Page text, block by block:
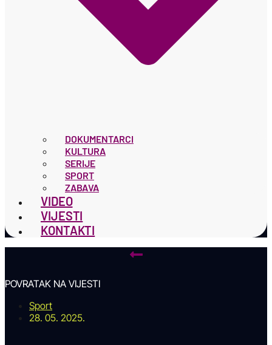
DOKUMENTARCI
KULTURA
SERIJE
SPORT
ZABAVA
VIDEO
VIJESTI
KONTAKTI
POVRATAK NA VIJESTI
Sport
28. 05. 2025.